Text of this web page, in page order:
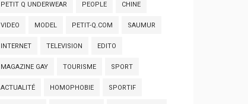
PETIT Q UNDERWEAR PEOPLE CHINE
VIDEO MODEL PETIT-Q.COM SAUMUR
INTERNET TELEVISION EDITO
MAGAZINE GAY TOURISME SPORT
ACTUALITÉ HOMOPHOBIE SPORTIF